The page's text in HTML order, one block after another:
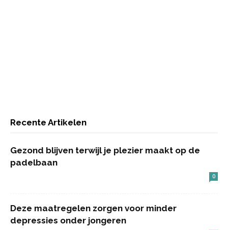
Recente Artikelen
Gezond blijven terwijl je plezier maakt op de
padelbaan
0
Deze maatregelen zorgen voor minder
depressies onder jongeren